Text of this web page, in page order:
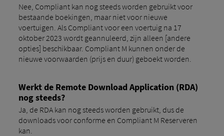
Nee, Compliant kan nog steeds worden gebruikt voor
bestaande boekingen, maar niet voor nieuwe
voertuigen. Als Compliant voor een voertuig na 17
oktober 2023 wordt geannuleerd, zijn alleen [andere
opties] beschikbaar. Compliant M kunnen onder de
nieuwe voorwaarden (prijs en duur) geboekt worden.
Werkt de Remote Download Application (RDA)
nog steeds?
Ja, de RDA kan nog steeds worden gebruikt, dus de
downloads voor conforme en Compliant M Reserveren
kan.